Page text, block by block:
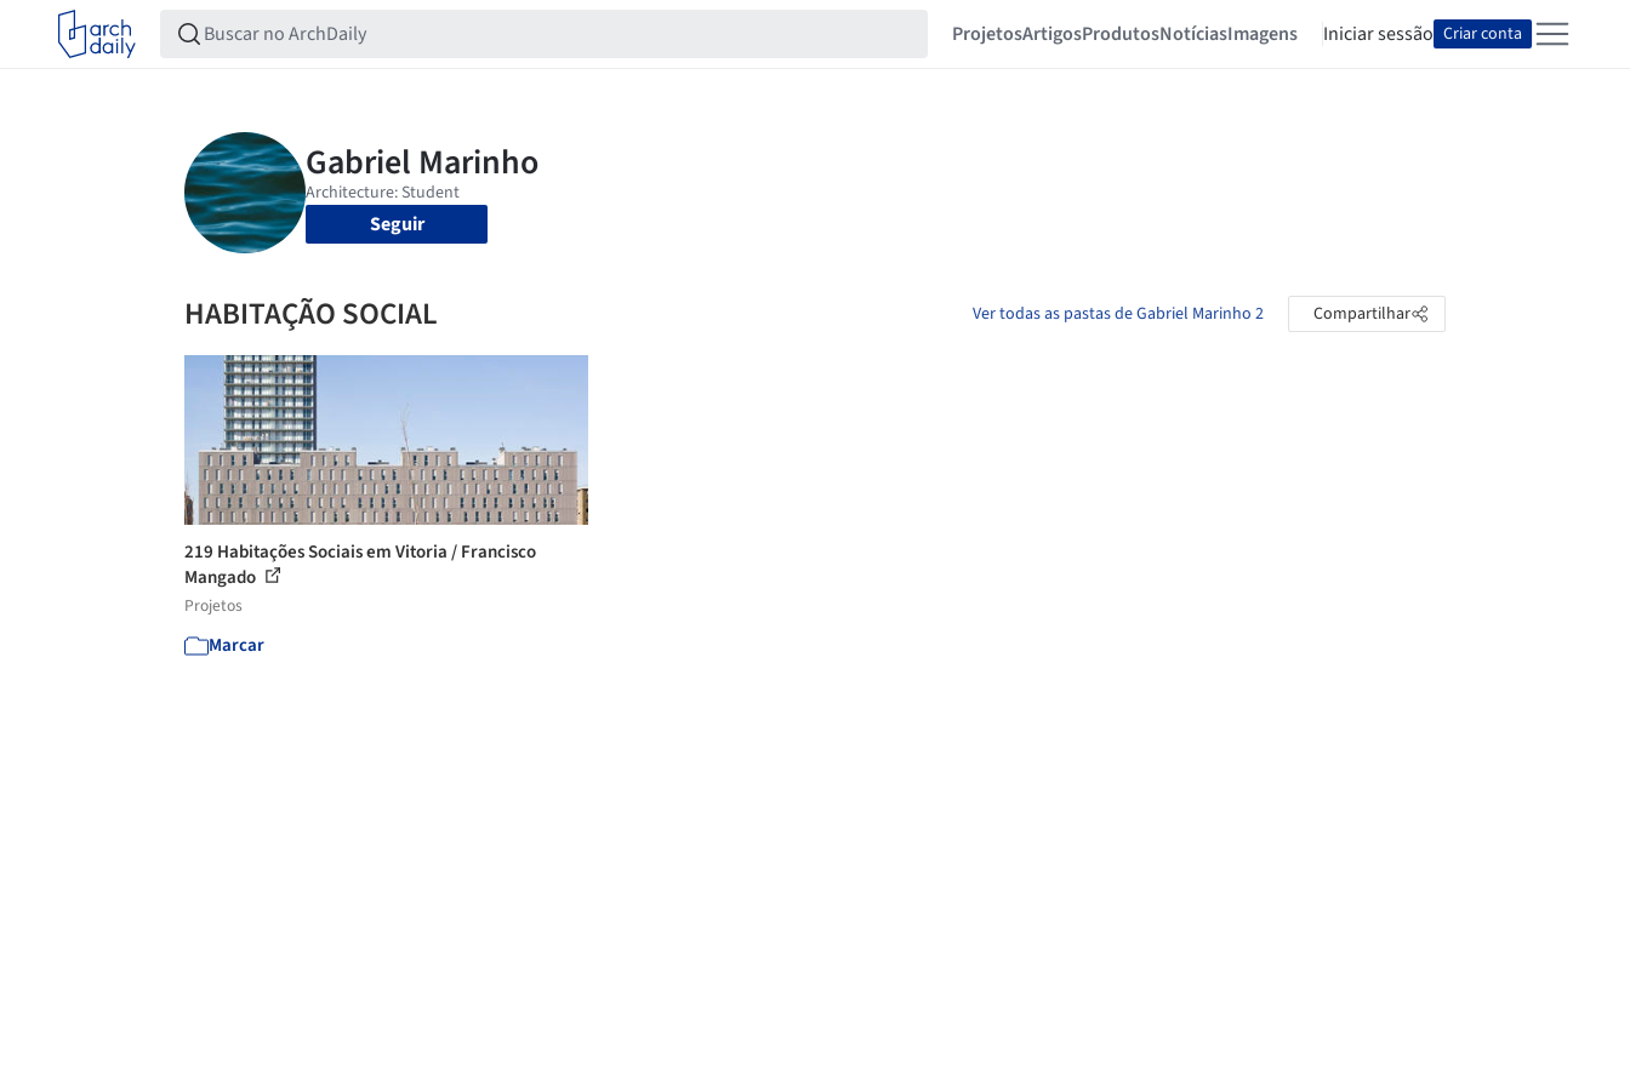
ProjetosArtigosProdutosNotíciasImagens Iniciar sessão Criar conta
Seguir
HABITAÇÃO SOCIAL Ver todas as pastas de Gabriel Marinho 2 Compartilhar
219 Habitações Sociais em Vitoria / Francisco
Mangado
Projetos
Marcar